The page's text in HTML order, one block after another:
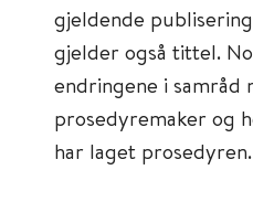
gjeldende
gjelder også tittel.
endringene i samråd
prosedyremaker og
har laget prosedyren.